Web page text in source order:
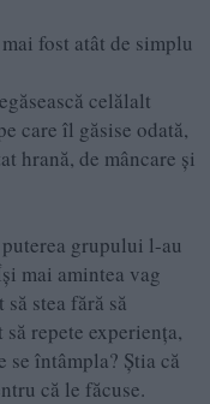
fost atât de simplu
celălalt
care îl găsise odată,
hrană, de mâncare și
grupului l-au
mai amintea vag
stea fără să
repete experiența,
se întâmpla? Știa că
că le făcuse.